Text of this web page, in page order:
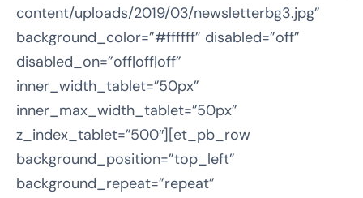
content/uploads/2019/03/newsletterbg3.jpg”
background_color=”#ffffff” disabled=”off”
disabled_on=”off|off|off”
inner_width_tablet=”50px”
inner_max_width_tablet=”50px”
z_index_tablet=”500″][et_pb_row
background_position=”top_left”
background_repeat=”repeat”